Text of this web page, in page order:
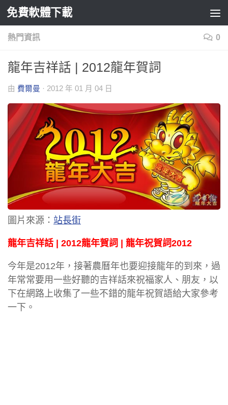
Skip to content
免費軟體下載
熱門資訊 0
龍年吉祥話 | 2012龍年賀詞
由 費爾曼 · 2012 年 01 月 04 日
圖片來源： 站長街
龍年吉祥話 | 2012龍年賀詞 | 龍年祝賀詞2012
今年是2012年，接著農曆年也要迎接龍年的到來，過
年常常要用一些好聽的吉祥話來祝福家人、朋友，以
下在網路上收集了一些不錯的龍年祝賀語給大家參考
一下。